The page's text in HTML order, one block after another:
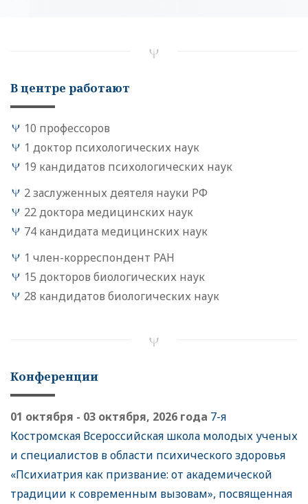
В центре работают
10 профессоров
1 доктор психологических наук
19 кандидатов психологических наук
2 заслуженных деятеля науки РФ
22 доктора медицинских наук
74 кандидата медицинских наук
1 член-корреспондент РАН
15 докторов биологических наук
28 кандидатов биологических наук
Конференции
01 октября - 03 октября, 2026 года 7-я
Костромская Всероссийская школа молодых ученых
и специалистов в области психического здоровья
«Психиатрия как призвание: от академической
традиции к современным вызовам», посвященная